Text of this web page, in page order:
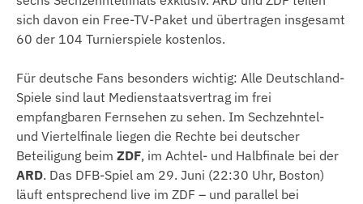
sich davon ein Free-TV-Paket und übertragen insgesamt
60 der 104 Turnierspiele kostenlos.
Für deutsche Fans besonders wichtig: Alle Deutschland-
Spiele sind laut Medienstaatsvertrag im frei
empfangbaren Fernsehen zu sehen. Im Sechzehntel-
und Viertelfinale liegen die Rechte bei deutscher
Beteiligung beim ZDF, im Achtel- und Halbfinale bei der
ARD. Das DFB-Spiel am 29. Juni (22:30 Uhr, Boston)
läuft entsprechend live im ZDF – und parallel bei